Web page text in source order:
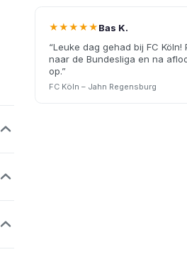
★★★★★Bas K.
“Leuke dag gehad bij FC Köln!
naar de Bundesliga en na
op.”
FC Köln – Jahn Regensburg